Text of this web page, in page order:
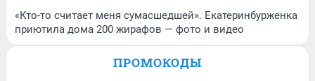
«Кто-то считает меня сумасшедшей». Екатеринбурженка
приютила дома 200 жирафов — фото и видео
ПРОМОКОДЫ